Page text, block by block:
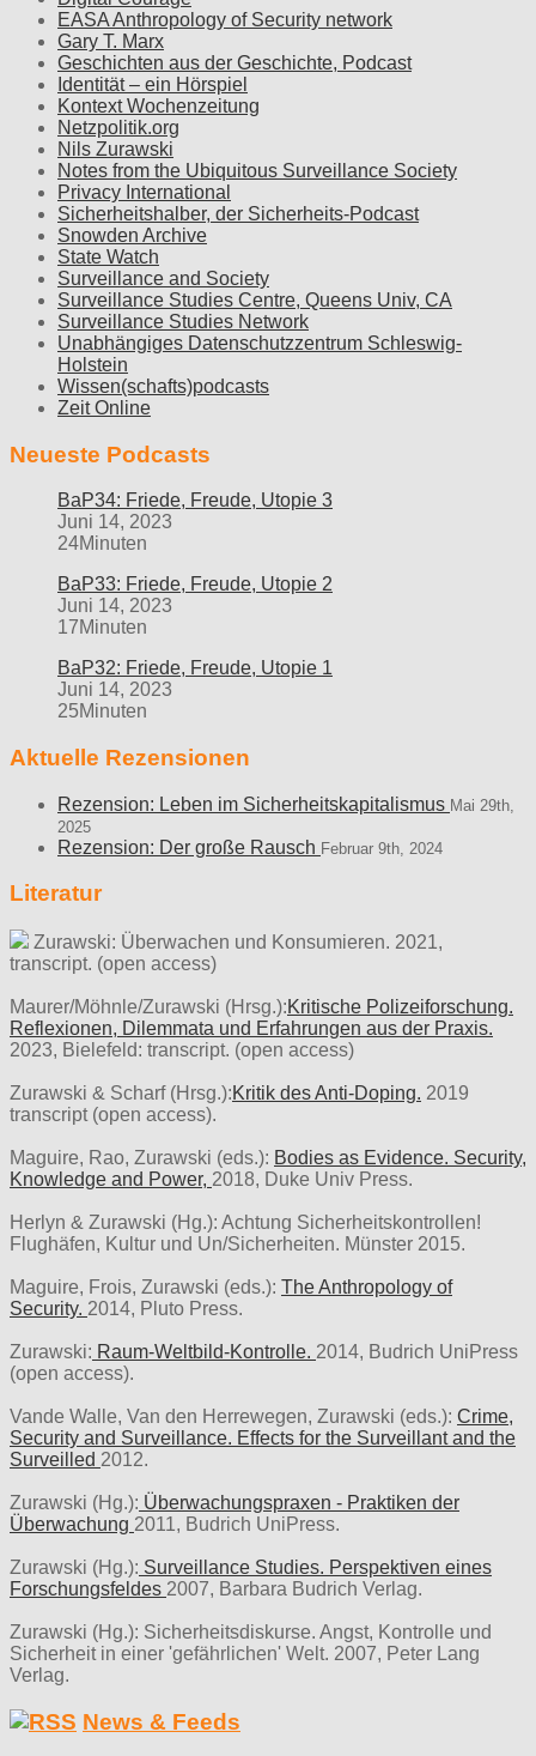
EASA Anthropology of Security network
Gary T. Marx
Geschichten aus der Geschichte, Podcast
Identität – ein Hörspiel
Kontext Wochenzeitung
Netzpolitik.org
Nils Zurawski
Notes from the Ubiquitous Surveillance Society
Privacy International
Sicherheitshalber, der Sicherheits-Podcast
Snowden Archive
State Watch
Surveillance and Society
Surveillance Studies Centre, Queens Univ, CA
Surveillance Studies Network
Unabhängiges Datenschutzzentrum Schleswig-
Holstein
Wissen(schafts)podcasts
Zeit Online
Neueste Podcasts
BaP34: Friede, Freude, Utopie 3
Juni 14, 2023
24Minuten
BaP33: Friede, Freude, Utopie 2
Juni 14, 2023
17Minuten
BaP32: Friede, Freude, Utopie 1
Juni 14, 2023
25Minuten
Aktuelle Rezensionen
Rezension: Leben im Sicherheitskapitalismus Mai 29th,
2025
Rezension: Der große Rausch Februar 9th, 2024
Literatur
Zurawski: Überwachen und Konsumieren. 2021,
transcript. (open access)
Maurer/Möhnle/Zurawski (Hrsg.):Kritische Polizeiforschung.
Reflexionen, Dilemmata und Erfahrungen aus der Praxis.
2023, Bielefeld: transcript. (open access)
Zurawski & Scharf (Hrsg.):Kritik des Anti-Doping. 2019
transcript (open access).
Maguire, Rao, Zurawski (eds.): Bodies as Evidence. Security,
Knowledge and Power, 2018, Duke Univ Press.
Herlyn & Zurawski (Hg.): Achtung Sicherheitskontrollen!
Flughäfen, Kultur und Un/Sicherheiten. Münster 2015.
Maguire, Frois, Zurawski (eds.): The Anthropology of
Security. 2014, Pluto Press.
Zurawski: Raum-Weltbild-Kontrolle. 2014, Budrich UniPress
(open access).
Vande Walle, Van den Herrewegen, Zurawski (eds.): Crime,
Security and Surveillance. Effects for the Surveillant and the
Surveilled 2012.
Zurawski (Hg.): Überwachungspraxen - Praktiken der
Überwachung 2011, Budrich UniPress.
Zurawski (Hg.): Surveillance Studies. Perspektiven eines
Forschungsfeldes 2007, Barbara Budrich Verlag.
Zurawski (Hg.): Sicherheitsdiskurse. Angst, Kontrolle und
Sicherheit in einer 'gefährlichen' Welt. 2007, Peter Lang
Verlag.
News & Feeds